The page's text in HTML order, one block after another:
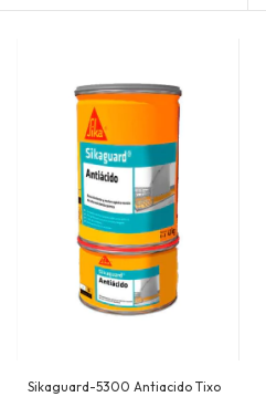
Sikaguard-5300 Antiacido Tixo